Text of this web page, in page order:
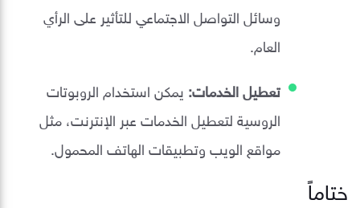
وسائل التواصل الاجتماعي للتأثير على الرأي
العام.
تعطيل الخدمات: يمكن استخدام الروبوتات
الروسية لتعطيل الخدمات عبر الإنترنت، مثل
مواقع الويب وتطبيقات الهاتف المحمول.
ختاماً